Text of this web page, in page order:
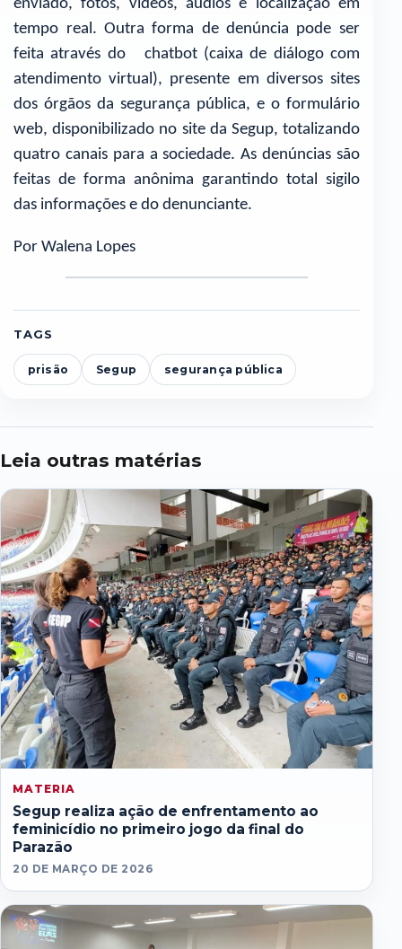
enviado, fotos, vídeos, áudios e localização em
tempo real. Outra forma de denúncia pode ser
feita através do chatbot (caixa de diálogo com
atendimento virtual), presente em diversos sites
dos órgãos da segurança pública, e o formulário
web, disponibilizado no site da Segup, totalizando
quatro canais para a sociedade. As denúncias são
feitas de forma anônima garantindo total sigilo
das informações e do denunciante.
Por Walena Lopes
TAGS
prisão Segup segurança pública
Leia outras matérias
MATERIA
Segup realiza ação de enfrentamento ao
feminicídio no primeiro jogo da final do
Parazão
20 DE MARÇO DE 2026